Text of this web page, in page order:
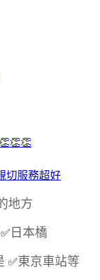
切服務超好
地方
✅ 日本橋
✅東京車站等